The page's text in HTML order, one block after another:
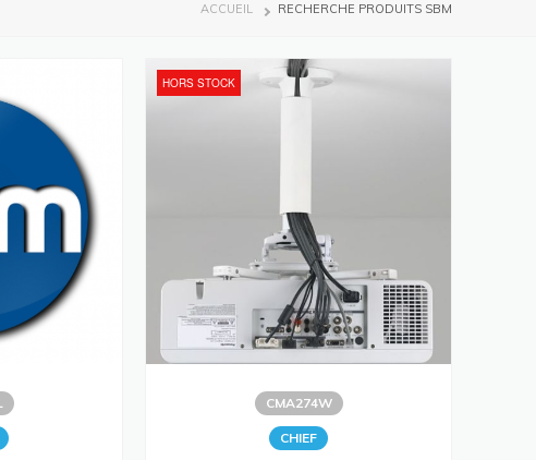
FIL
ACCUEIL RECHERCHE PRODUITS SBM
HORS STOCK
CMA274W
CHIEF